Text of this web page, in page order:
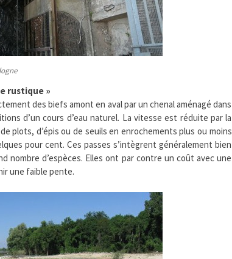
rustique »
des biefs amont en aval par un chenal aménagé dans
d’un cours d’eau naturel. La vitesse est réduite par la
plots, d’épis ou de seuils en enrochements plus ou moins
pour cent. Ces passes s’intègrent généralement bien
nombre d’espèces. Elles ont par contre un coût avec une
une faible pente.